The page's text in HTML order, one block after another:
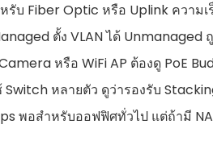
รับ Fiber Optic หรือ Uplink ความเ
ตั้ง VLAN ได้ Unmanaged
หรือ WiFi AP ต้องดู PoE
หลายตัว ดูว่ารองรับ
พอสำหรับออฟฟิศทั่วไป แต่ถ้ามี